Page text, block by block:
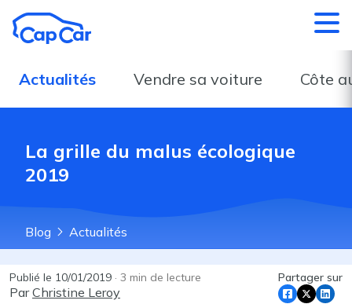
Actualités Vendre sa voiture Côte
La grille du malus écologique
2019
Blog Actualités
Publié le 10/01/2019 · 3 min de lecture
ParChristine Leroy
Partager sur